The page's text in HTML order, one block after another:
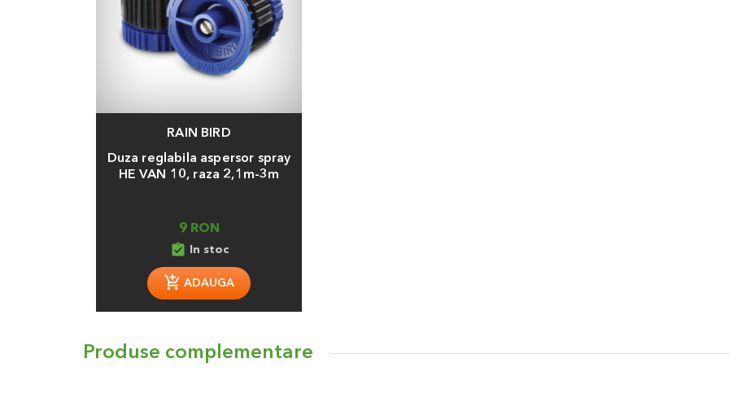
RAIN BIRD
Duza reglabila aspersor spray
HE VAN 10, raza 2,1m-3m
9 RON
assignment_turned_in In stoc
ADAUGA
Produse complementare